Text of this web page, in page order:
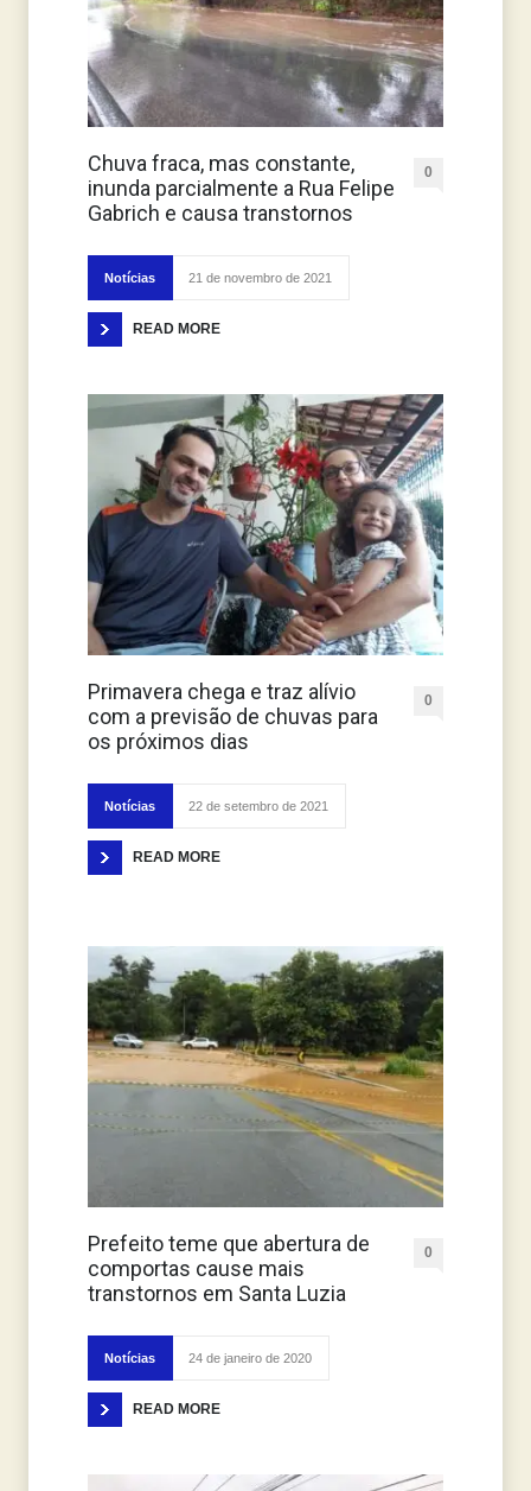
Chuva fraca, mas constante,
inunda parcialmente a Rua Felipe
Gabrich e causa transtornos
0
Notícias 21 de novembro de 2021
READ MORE
Primavera chega e traz alívio
com a previsão de chuvas para
os próximos dias
0
Notícias 22 de setembro de 2021
READ MORE
Prefeito teme que abertura de
comportas cause mais
transtornos em Santa Luzia
0
Notícias 24 de janeiro de 2020
READ MORE